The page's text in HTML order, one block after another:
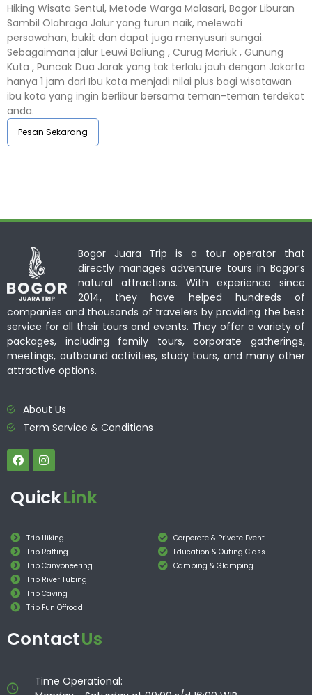
Hiking Wisata Sentul, Metode Warga Malasari, Bogor Liburan
Sambil Olahraga Jalur yang turun naik, melewati
persawahan, bukit dan dapat juga menyusuri sungai.
Sebagaimana jalur Leuwi Baliung , Curug Mariuk , Gunung
Kuta , Puncak Dua Jarak yang tak terlalu jauh dengan Jakarta
hanya 1 jam dari Ibu kota menjadi nilai plus bagi wisatawan
ibu kota yang ingin berlibur bersama teman-teman terdekat
anda.
Pesan Sekarang
Bogor Juara Trip is a tour operator that
directly manages adventure tours in Bogor’s
natural attractions. With experience since
2014, they have helped hundreds of
companies and thousands of travelers by providing the best
service for all their tours and events. They offer a variety of
packages, including family tours, corporate gatherings,
meetings, outbound activities, study tours, and many other
attractive options.
About Us
Term Service & Conditions
QuickLink
Trip Hiking
Trip Rafting
Trip Canyoneering
Trip River Tubing
Trip Caving
Trip Fun Offroad
Corporate & Private Event
Education & Outing Class
Camping & Glamping
ContactUs
Time Operational: